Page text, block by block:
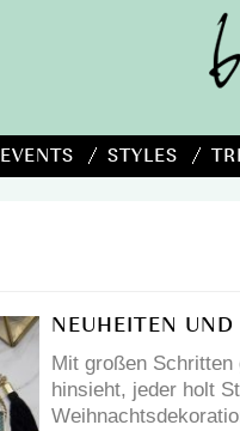
EVENTS STYLES
NEUHEITEN UND
Mit großen Schritten
hinsieht, jeder holt